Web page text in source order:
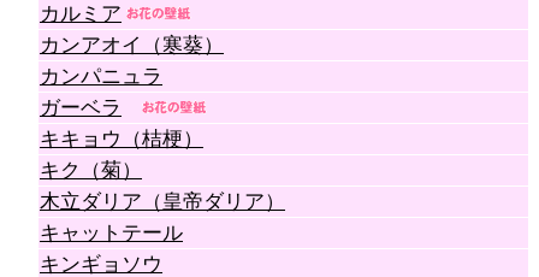
カルミア
カンアオイ（寒葵）
カンパニュラ
ガーベラ
キキョウ（桔梗）
キク（菊）
木立ダリア（皇帝ダリア）
キャットテール
キンギョソウ